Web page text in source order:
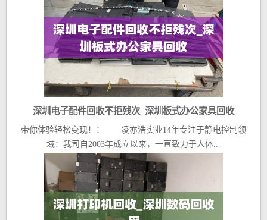
深圳电子配件回收不拒残次_深圳板式办公家具回收
带你体验轻松变现！： 凌亦浩实业14年专注于静电控制领
域：我司自2003年成立以来，一直致力于人体...